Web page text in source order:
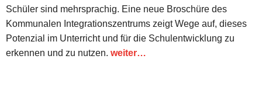
Schüler sind mehrsprachig. Eine neue Broschüre des
Kommunalen Integrationszentrums zeigt Wege auf, dieses
Potenzial im Unterricht und für die Schulentwicklung zu
erkennen und zu nutzen. weiter…